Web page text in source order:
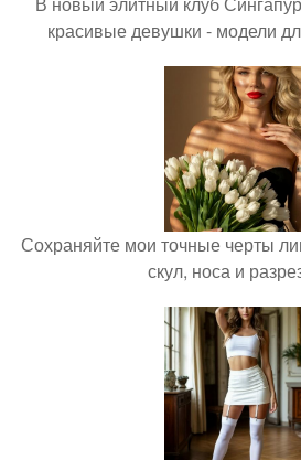
красивые девушки - модели
Сохраняйте мои точные черты
скул, носа и